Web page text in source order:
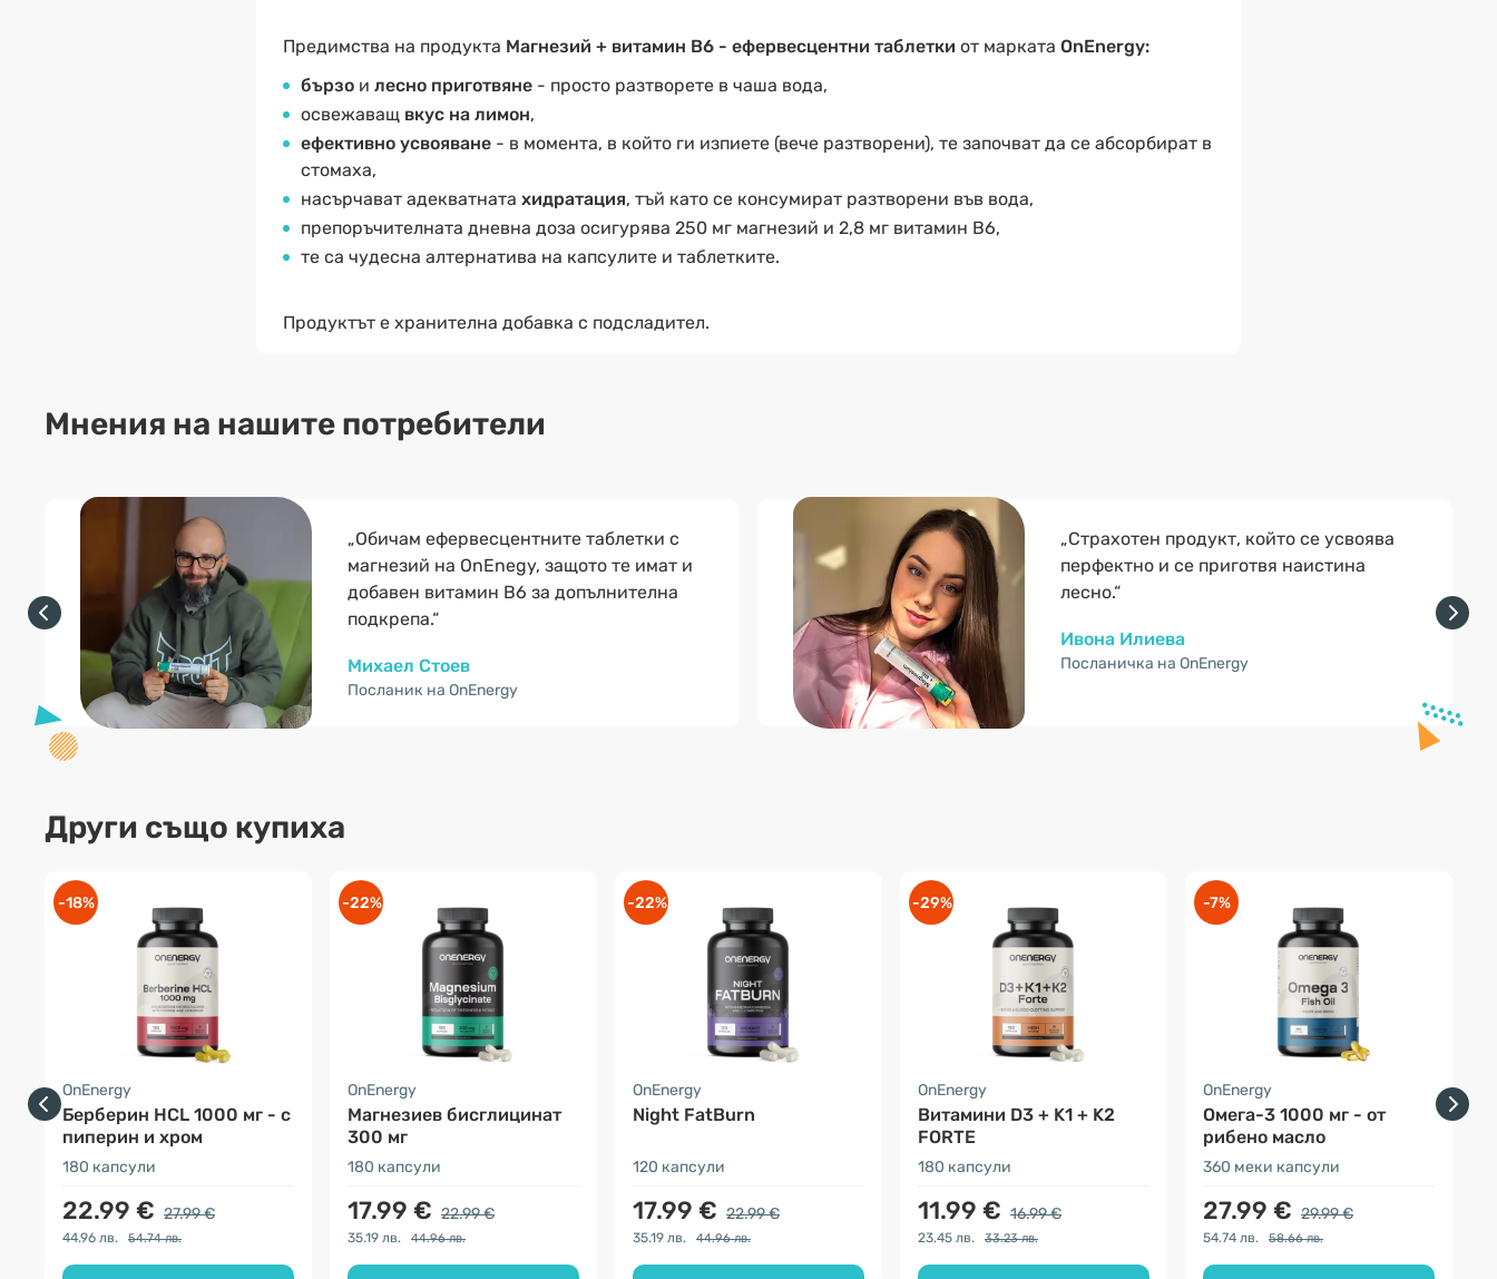
Предимства на продукта Магнезий + витамин В6 - ефервесцентни таблетки от марката OnEnergy:
бързои лесно приготвяне- просто разтворете в чаша вода,
освежаващ вкус на лимон,
ефективно усвояване- в момента, в който ги изпиете (вече разтворени), те започват да се абсорбират в
стомаха,
насърчават адекватната хидратация, тъй като се консумират разтворени във вода,
препоръчителната дневна доза осигурява 250 мг магнезий и 2,8 мг витамин В6,
те са чудесна алтернатива на капсулите и таблетките.
Продуктът е хранителна добавка с подсладител.
Мнения на нашите потребители
„Обичам ефервесцентните таблетки с
магнезий на OnEnegy, защото те имат и
добавен витамин B6 за допълнителна
подкрепа.“
Михаел Стоев
Посланик на OnEnergy
„Страхотен продукт, който се усвоява
перфектно и се приготвя наистина
лесно.“
Ивона Илиева
Посланичка на OnEnergy
Други също купиха
-18%
OnEnergy
Берберин HCL 1000 мг - с
пиперин и хром
180 капсули
22.99 € 27.99 €
44.96 лв. 54.74 лв.
-22%
OnEnergy
Магнезиев бисглицинат
300 мг
180 капсули
17.99 € 22.99 €
35.19 лв. 44.96 лв.
-22%
OnEnergy
Night FatBurn
120 капсули
17.99 € 22.99 €
35.19 лв. 44.96 лв.
-29%
OnEnergy
Витамини D3 + K1 + K2
FORTE
180 капсули
11.99 € 16.99 €
23.45 лв. 33.23 лв.
-7%
OnEnergy
Омега-3 1000 мг - от
рибено масло
360 меки капсули
27.99 € 29.99 €
54.74 лв. 58.66 лв.